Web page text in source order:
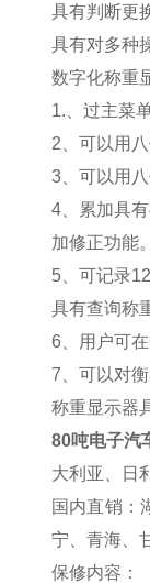
具有判断更
具有对多种
数字化称重
1. 、过主菜
2 、可以用
3 、可以用
4 、累加具
加修正功能
5 、可记录
具有查询称
6 、用户可
7 、可以对
称重显示器
80吨电子汽
大利亚、日
国内直销：
宁、青海、
保修内容：